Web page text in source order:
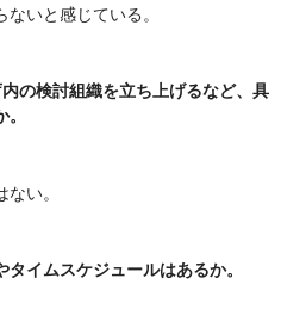
いと感じている。
の検討組織を立ち上げるなど、具
い。
イムスケジュールはあるか。